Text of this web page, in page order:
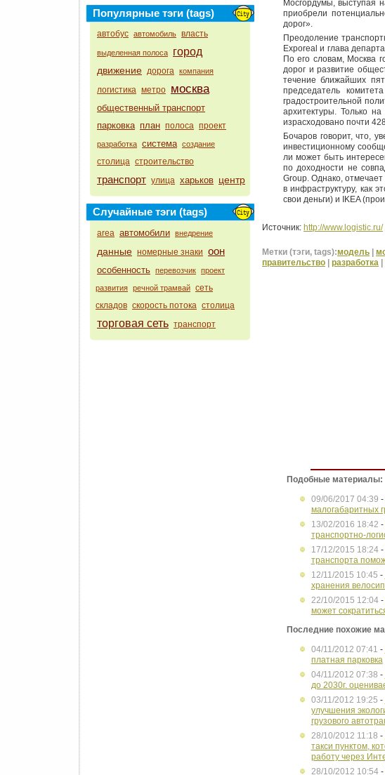
Популярные тэги (tags)
автобус автомобиль власть
выделенная полоса город
движение дорога компания
логистика метро москва
общественный транспорт
парковка план полоса проект
разработка система создание
столица строительство
транспорт улица харьков центр
Случайные тэги (tags)
area автомобили внедрение
данные номерные знаки оон
особенность перевозчик проект
развития речной трамвай сеть
складов скорость потока столица
торговая сеть транспорт
Мосгордумы, выступая
приобрели
дорог».
Преодоление
Exporeal и глава
По его словам, Москва
дорог и развитие
течение ближайших
председатель
градостроительной
архитектуры. Только
израсходовано почти
Бочаров говорит, что,
инвестиционному
ли может быть
по доходности не
Group. Однако, отмечает
в инфраструктуру, как
свои деньги) и IKEA
Источник: http://www.logistic.ru/
Метки (тэги, tags):модель
правительство
разработка
Подобные материалы:
09/06/2017 04:39 -
малогабаритных
13/02/2016 18:42 -
транспортно-
17/12/2015 18:24-
транспорта
12/11/2015 10:45 -
хранения
22/10/2015 12:04-
может
Последние похожие
04/11/2012 07:41 -
платная парковка
04/11/2012 07:38 -
до 2030г.
03/11/2012 19:25 -
улучшения
грузового
28/10/2012 11:18 -
такси пунктом,
работу через
28/10/2012 10:54-